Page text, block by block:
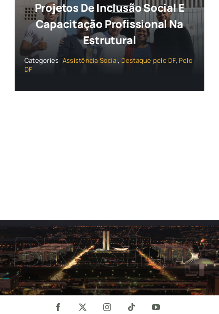
Projetos De Inclusão Social E
Capacitação Profissional Na
Estrutural
Categories: Assistência Social, Destaque pelo DF, Pelo
DF